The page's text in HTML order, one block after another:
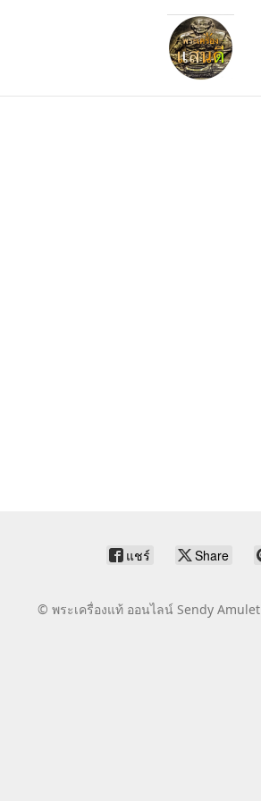
แชร์ Share
© พระเครื่องแท้ ออนไลน์ Sendy Amulet